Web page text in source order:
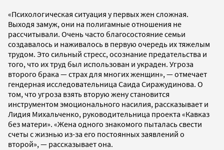
«Психологическая ситуация у первых жен сложная.
Выходя замуж, они на полигамные отношения не
рассчитывали. Очень часто благосостояние семьи
создавалось и наживалось в первую очередь их тяжелым
трудом. Это сильный стресс, осознание предательства и
того, что их труд был использован и украден. Угроза
второго брака — страх для многих женщин», — отмечает
гендерная исследовательница Саида Сиражудинова. О
том, что угроза взять вторую жену становится
инструментом эмоционального насилия, рассказывает и
Лидия Михальченко, руководительница проекта «Кавказ
без матери». «Жена одного знакомого пыталась свести
счеты с жизнью из-за его постоянных заявлений о
второй», — рассказывает она.